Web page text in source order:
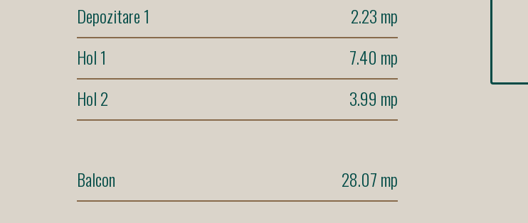
Depozitare 1
2.23 mp
Hol 1
7.40 mp
Hol 2
3.99 mp
Balcon 28.07 mp